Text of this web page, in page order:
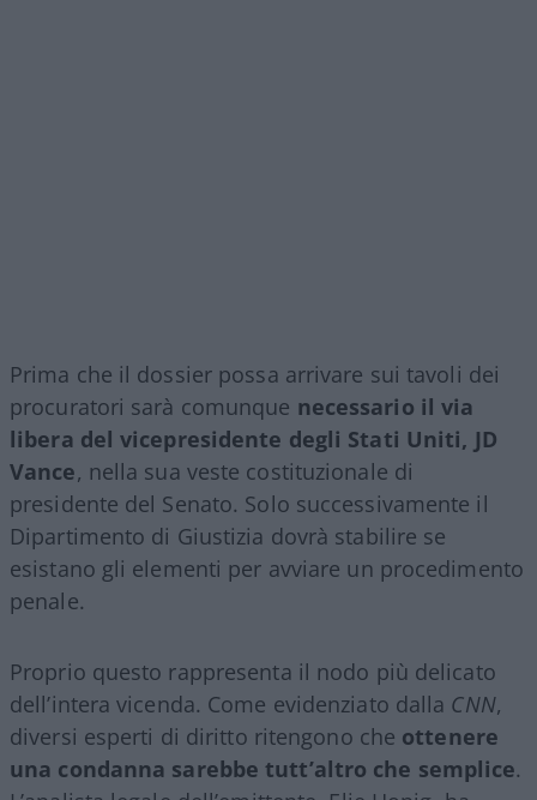
Prima che il dossier possa arrivare sui tavoli dei
procuratori sarà comunque necessario il via
libera del vicepresidente degli Stati Uniti, JD
Vance, nella sua veste costituzionale di
presidente del Senato. Solo successivamente il
Dipartimento di Giustizia dovrà stabilire se
esistano gli elementi per avviare un procedimento
penale.
Proprio questo rappresenta il nodo più delicato
dell’intera vicenda. Come evidenziato dalla CNN,
diversi esperti di diritto ritengono che ottenere
una condanna sarebbe tutt’altro che semplice.